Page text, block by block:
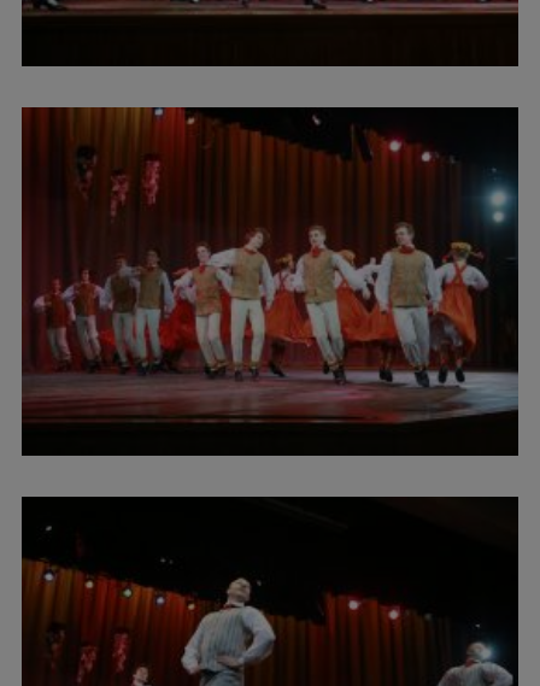
Studiju norises vietas
Fakultātes
Mūsu cilvēki
Struktūra
Vēsture un tradīcijas
Identitāte
Ģerbonis
Projekti
Reitingi